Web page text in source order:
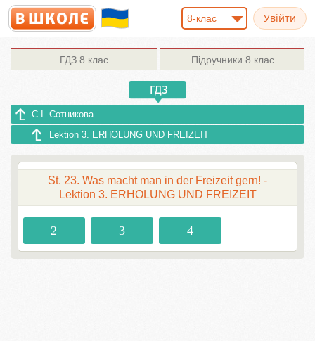
8-клас
ГДЗ 8 клас Підручники 8 клас
С.І. Сотникова
Lektion 3. ERHOLUNG UND FREIZEIT
St. 23. Was macht man in der Freizeit gern! -
Lektion 3. ERHOLUNG UND FREIZEIT
2 3 4